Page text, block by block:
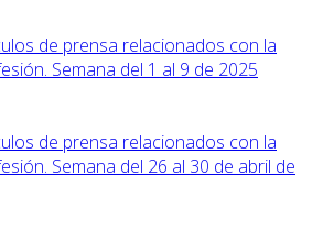
de prensa relacionados con la
Semana del 1 al 9 de 2025
de prensa relacionados con la
Semana del 26 al 30 de abril de